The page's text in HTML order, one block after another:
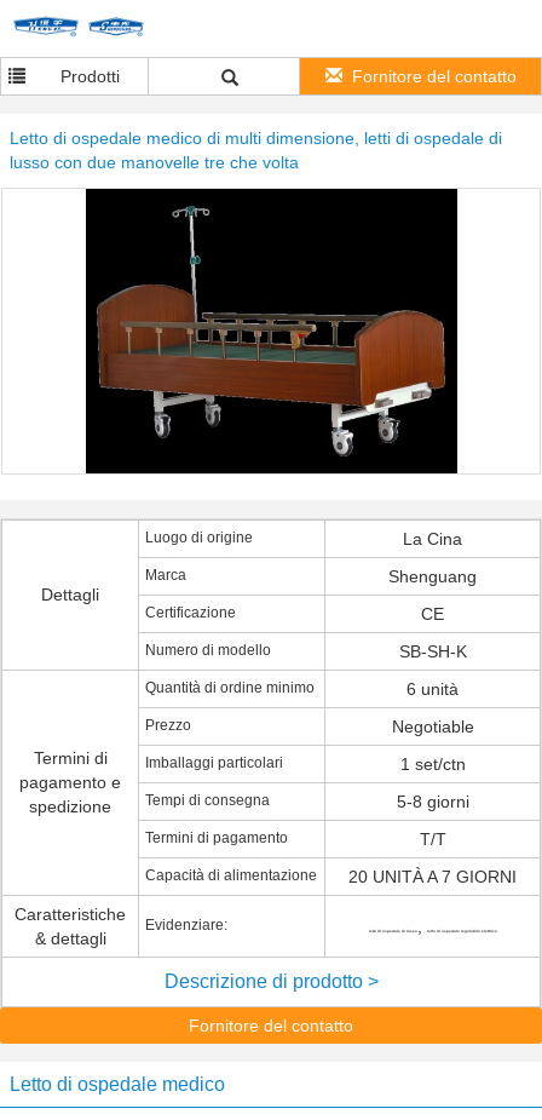
Prodotti Fornitore del contatto
Letto di ospedale medico di multi dimensione, letti di ospedale di
lusso con due manovelle tre che volta
Dettagli
Luogo di origine La Cina
Marca Shenguang
Certificazione CE
Numero di modello SB-SH-K
Termini di
pagamento e
spedizione
Quantità di ordine minimo 6 unità
Prezzo Negotiable
Imballaggi particolari 1 set/ctn
Tempi di consegna 5-8 giorni
Termini di pagamento T/T
Capacità di alimentazione
20 UNITÀ A 7 GIORNI
Caratteristiche
& dettagli
Evidenziare: letti di ospedale di lusso, letto di ospedale regolabile elettrico
Descrizione di prodotto >
Fornitore del contatto
Letto di ospedale medico